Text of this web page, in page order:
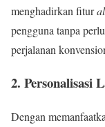
menghadirkan fitur
pengguna tanpa
perjalanan
2. Personalisasi
Dengan